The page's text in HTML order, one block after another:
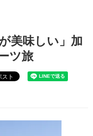
美味しい」加
ツ旅
スト